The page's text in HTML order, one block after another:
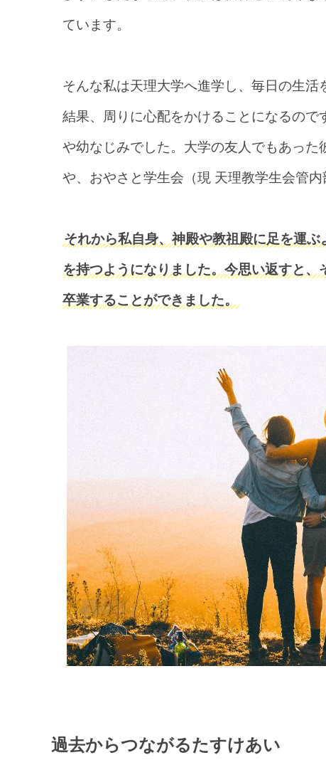
ています。
そんな私は天理大学へ進学し、毎日の生
結果、周りに心配をかけることになるの
や幼なじみでした。大学の友人でもあった
や、おやさと学生会（現 天理教学生会管内
それから私自身、神殿や教祖殿に足を運
を持つようになりました。今思い返すと
卒業することができました。
過去からつながるたすけあい